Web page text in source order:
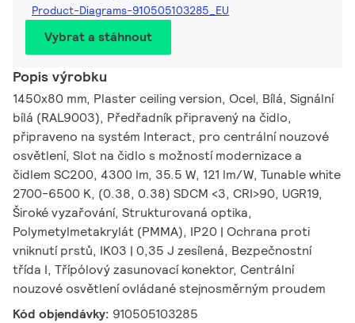
Product-Diagrams-910505103285_EU
Vybrat a stáhnout
Popis výrobku
1450x80 mm, Plaster ceiling version, Ocel, Bílá, Signální
bílá (RAL9003), Předřadník připravený na čidlo,
připraveno na systém Interact, pro centrální nouzové
osvětlení, Slot na čidlo s možností modernizace a
čidlem SC200, 4300 lm, 35.5 W, 121 lm/W, Tunable white
2700-6500 K, (0.38, 0.38) SDCM <3, CRI>90, UGR19,
Široké vyzařování, Strukturovaná optika,
Polymetylmetakrylát (PMMA), IP20 | Ochrana proti
vniknutí prstů, IK03 | 0,35 J zesílená, Bezpečnostní
třída I, Třípólový zasunovací konektor, Centrální
nouzové osvětlení ovládané stejnosměrným proudem
Kód objendávky: 910505103285